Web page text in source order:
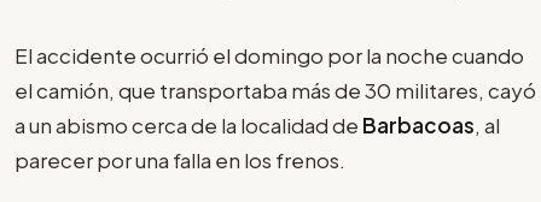
El accidente ocurrió el domingo por la noche cuando
el camión, que transportaba más de 30 militares, cayó
a un abismo cerca de la localidad de Barbacoas, al
parecer por una falla en los frenos.